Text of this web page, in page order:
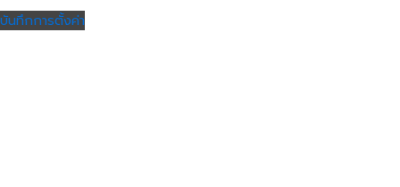
บันทึกการตั้งค่า